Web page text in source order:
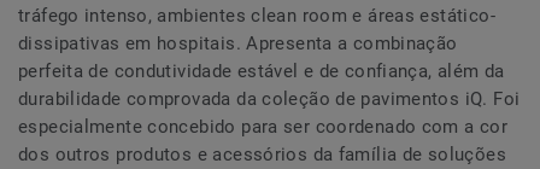
tráfego intenso, ambientes clean room e áreas estático-
dissipativas em hospitais. Apresenta a combinação
perfeita de condutividade estável e de confiança, além da
durabilidade comprovada da coleção de pavimentos iQ. Foi
especialmente concebido para ser coordenado com a cor
dos outros produtos e acessórios da família de soluções